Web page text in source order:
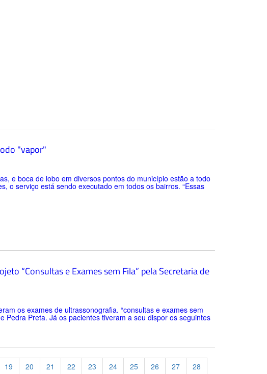
"vapor"
e boca de lobo em diversos pontos do município estão a todo
o serviço está sendo executado em todos os bairros. “Essas
“Consultas e Exames sem Fila” pela Secretaria de
os exames de ultrassonografia. “consultas e exames sem
Pedra Preta. Já os pacientes tiveram a seu dispor os seguintes
19 20 21 22 23 24 25 26 27
28